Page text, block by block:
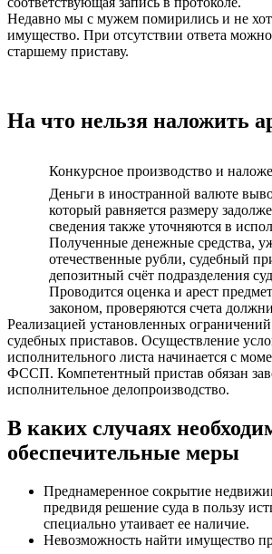
Недавно мы с мужем помирились и не
имущество. При отсутствии ответа
старшему приставу.
На что нельзя наложить
Конкурсное производство и
Деньги в иностранной валюте
который равняется размеру
сведения также уточняются в
Полученные денежные средства,
отечественные рубли, судебный
депозитный счёт подразделения
Проводится оценка и арест
законом, проверяются счета
Реализацией установленных
судебных приставов. Осуществление
исполнительного листа начинается с
ФССП. Компетентный пристав обязан
исполнительное делопроизводство.
В каких случаях
обеспечительные меры
Преднамеренное сокрытие
предвидя решение суда в пользу
специально утаивает ее наличие.
Невозможность найти имущество